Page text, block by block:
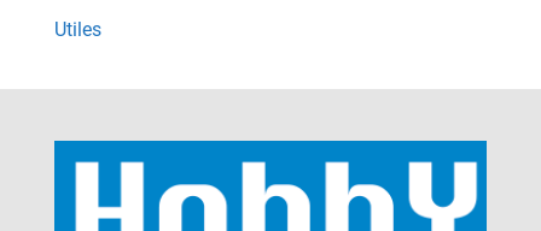
Utiles